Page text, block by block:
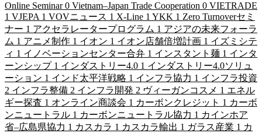
Online Seminar 0 Vietnam–Japan Trade Cooperation 0 VIETRADE
1 VJEPA 1 VOVニュース 1 X-Line 1 YKK 1 Zero Turnoverセミ
ナー 1 アクセラレータープログラム 1 アジアの未来フォーラ
ム 1 アニメ制作 1 イオン 1 イオン店舗倍増計画 1 イズミシテ
ィ 1 イノベーションセンター合弁 1 インスタント麺 1 インタ
ーンシップ 1 インダストリー4.0 1 インダストリー4.0ソリュ
ーション 1 インド太平洋戦略 1 インフラ協力 1 インフラ投資
2 インフラ整備 2 インフラ開発 2 ヴィーガンコスメ 1 エネル
ギー探査 1 オンライン商談会 1 カーボンクレジット 1 カーボ
ンニュートラル 1 カーボンニュートラル協力 1 カインホア
省–広島県協力 1 カスカラ 1 カスカラ輸出 1 ガラス産業 1 カ